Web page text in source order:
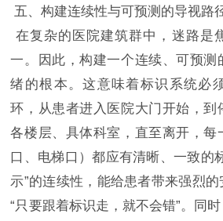
五、构建连续性与可预测的导视路
在复杂的医院建筑群中，迷路是
一。因此，构建一个连续、可预测
绪的根本。这意味着标识系统必
环，从患者进入医院大门开始，到
各楼层、具体科室，直至离开，每
口、电梯口）都应有清晰、一致的
示”的连续性，能给患者带来强烈
“只要跟着标识走，就不会错”。同